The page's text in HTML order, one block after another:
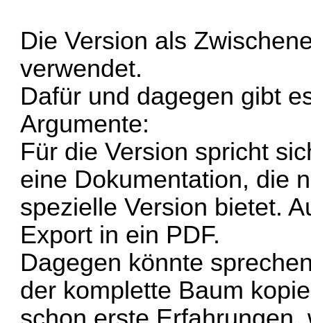
Die Version als
verwendet.
Dafür und dagegen gibt
Argumente:
Für die Version spricht
eine Dokumentation, die
spezielle Version bietet.
Export in ein PDF.
Dagegen könnte
der komplette Baum